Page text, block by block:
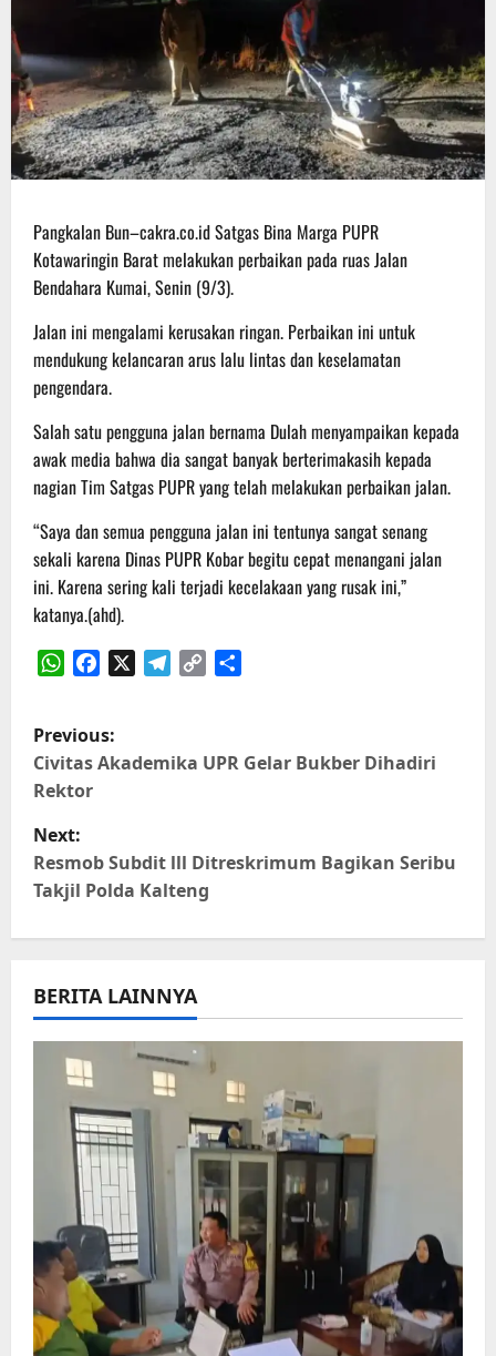
Pangkalan Bun–cakra.co.id Satgas Bina Marga PUPR
Kotawaringin Barat melakukan perbaikan pada ruas Jalan
Bendahara Kumai, Senin (9/3).
Jalan ini mengalami kerusakan ringan. Perbaikan ini untuk
mendukung kelancaran arus lalu lintas dan keselamatan
pengendara.
Salah satu pengguna jalan bernama Dulah menyampaikan kepada
awak media bahwa dia sangat banyak berterimakasih kepada
nagian Tim Satgas PUPR yang telah melakukan perbaikan jalan.
“Saya dan semua pengguna jalan ini tentunya sangat senang
sekali karena Dinas PUPR Kobar begitu cepat menangani jalan
ini. Karena sering kali terjadi kecelakaan yang rusak ini,”
katanya.(ahd).
P
o
s
t
n
v
i
i
o
n
Previous:
Civitas Akademika UPR Gelar Bukber Dihadiri
Rektor
Next:
Resmob Subdit lll Ditreskrimum Bagikan Seribu
Takjil Polda Kalteng
BERITA LAINNYA